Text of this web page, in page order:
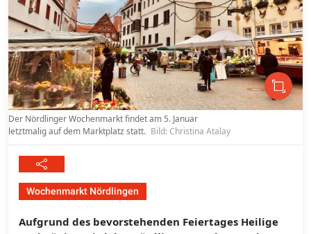
Der Nördlinger Wochenmarkt findet am 5. Januar
letztmalig auf dem Marktplatz statt. Bild: Christina Atalay
Wochenmarkt Nördlingen
Aufgrund des bevorstehenden Feiertages Heilige